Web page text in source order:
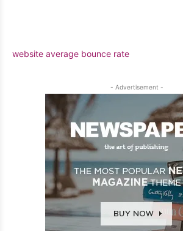
website average bounce rate
- Advertisement -